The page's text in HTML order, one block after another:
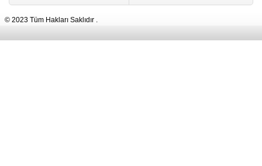
© 2023 Tüm Hakları Saklıdır .